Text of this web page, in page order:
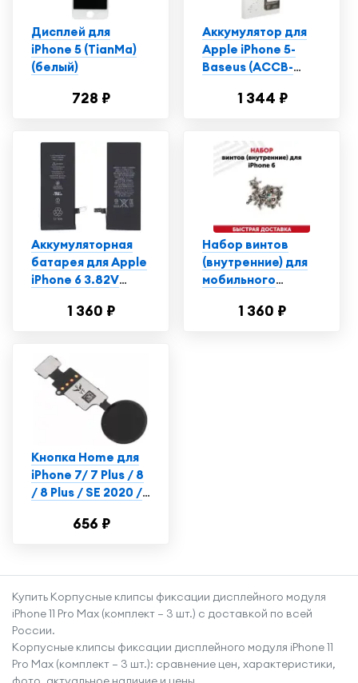
Дисплей для
iPhone 5 (TianMa)
(белый)
728 ₽
Аккумулятор для
Apple iPhone 5-
Baseus (ACCB-
1 344 ₽
Аккумуляторная
батарея для Apple
iPhone 6 3.82V
1 360 ₽
Набор винтов
(внутренние) для
мобильного
(смартфона) Apple
1 360 ₽
Кнопка Home для
iPhone 7/ 7 Plus / 8
/ 8 Plus / SE 2020 /
сенсорная (без
656 ₽
Купить Корпусные клипсы фиксации дисплейного модуля
iPhone 11 Pro Max (комплект — 3 шт.) с доставкой по всей
России.
Корпусные клипсы фиксации дисплейного модуля iPhone 11
Pro Max (комплект — 3 шт.): сравнение цен, характеристики,